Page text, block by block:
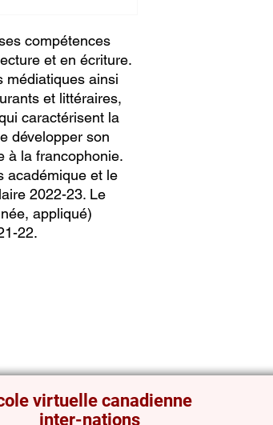
compétences
et en écriture.
médiatiques ainsi
et littéraires,
caractérisent la
développer son
à la francophonie.
académique et le
2022-23. Le
appliqué)
22.
virtuelle canadienne
inter-nations